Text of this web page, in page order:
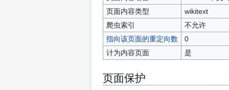
页面内容类型
wikitext
爬虫索引
不允许
指向该页面的重定向数
0
计为内容页面
是
页面保护